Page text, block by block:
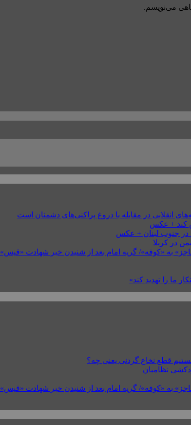
می‌نویسم.
در مقابله با دروغ پراکنی‌های دشمنان است
کند + عکس
در کربلا
به «کوفه»/ گریه امام بعد از شنیدن خبر شهادت «قیس»
ما را تهدید کند»
به «کوفه»/ گریه امام بعد از شنیدن خبر شهادت «قیس»